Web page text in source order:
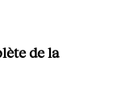
de la